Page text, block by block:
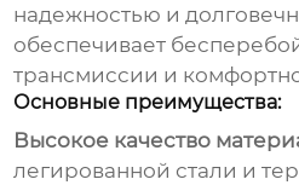
надежностью и
обеспечивает
трансмиссии и
Основные преимущества:
Высокое качество
легированной стали и